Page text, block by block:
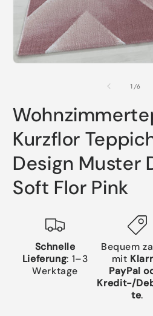
1 /von
6
Kurzflor
Design Muster
Soft Flor Pink
Schnelle
Lieferung: 1–3
Werktage
Bequem
mit
PayPal
Kredit-/
te.